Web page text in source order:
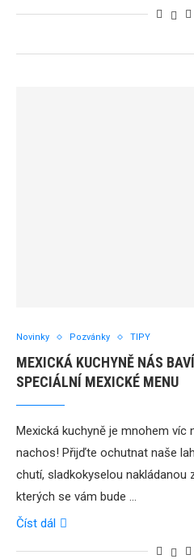
Novinky Pozvánky TIPY
MEXICKÁ KUCHYNĚ NÁS
SPECIÁLNÍ MEXICKÉ MENU
Mexická kuchyně je mnohem víc
nachos! Přijďte ochutnat naše
chutí, sladkokyselou nakládanou
kterých se vám bude …
Číst dál